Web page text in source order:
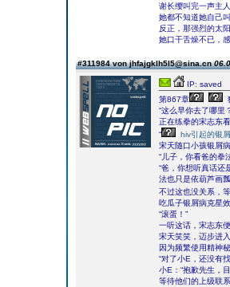
谢长缨叫完一声主
她都不知道她自己
反正，那强烈的太
她口干舌燥不已，
#311984 von jhfajgklh5l5@sina.cn
IP: saved
第867章
“这么早你去了哪里
正在练拳的宋志东
“
hiv引起的银
宋天随口小孩银屑
“儿子，你看爸的拳
“爸，你想听真话还
法也只是依葫芦画
不过这也没关系，
吃瓜子银屑病克星
“滚蛋！”
一听这话，宋志东
宋天笑笑，迈步进
因为频繁使用精神
“对了小E，还没有
小E：“抱歉先生，
等待他们的上级联